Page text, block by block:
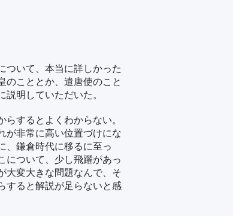
ついて、本当に詳しかった
のこととか、遣唐使のこと
明していただいた。
するとよくわからない。
が非常に高い位置づけにな
、鎌倉時代に移るに至っ
について、少し飛躍があっ
大変大きな問題なんで、そ
すると解説が足らないと感